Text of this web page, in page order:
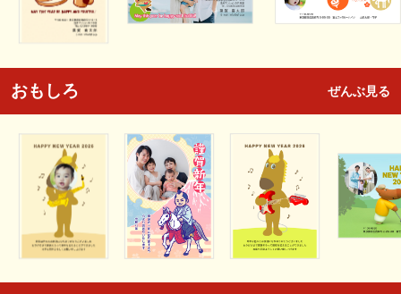
おもしろ ぜんぶ見る